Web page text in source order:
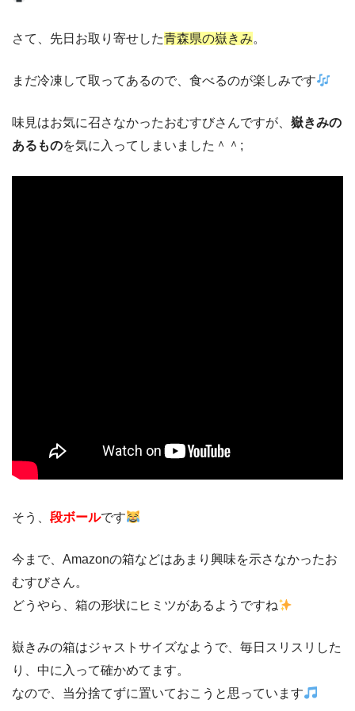
さて、先日お取り寄せした青森県の嶽きみ。
まだ冷凍して取ってあるので、食べるのが楽しみです
味見はお気に召さなかったおむすびさんですが、 嶽きみの
あるものを気に入ってしまいました＾＾;
そう、 段ボールです
今まで、Amazonの箱などはあまり興味を示さなかったお
むすびさん。
どうやら、箱の形状にヒミツがあるようですね
嶽きみの箱はジャストサイズなようで、毎日スリスリした
り、中に入って確かめてます。
なので、当分捨てずに置いておこうと思っています